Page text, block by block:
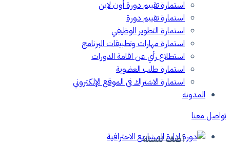
استمارة تقييم دورة أون لاين
استمارة تقييم دورة
استمارة التطوير الوظيفي
استمارة مهارات وتطبيقات البرنامج
استطلاع رأي عن اقامة الدورات
استمارة طلب العضوية
استمارة الاشتراك في الموقع الإلكتروني
المدونة
تواصل معنا
أضف للسلة